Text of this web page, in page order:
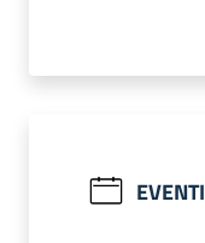
EVENTI